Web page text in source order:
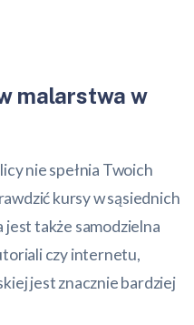
malarstwa w
nie spełnia Twoich
kursy w sąsiednich
jest także samodzielna
czy internetu,
jest znacznie bardziej